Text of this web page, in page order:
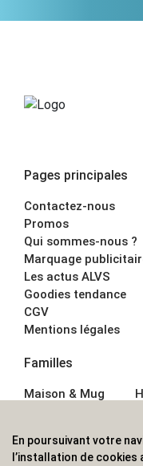
Pages principales
Contactez-nous
Promos
Qui sommes-nous ?
Marquage
Les actus ALVS
Goodies tendance
CGV
Mentions légales
Familles
Maison & Mug
Écriture
En poursuivant votre
l’installation de